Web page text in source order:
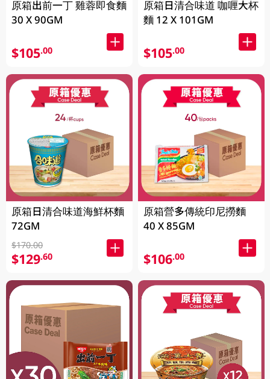
原箱出前一丁 雞蓉即食麵
30 X 90GM
$105.00
原箱日清合味道海鮮杯麵
72GM
$170.00
$129.60
原箱日清合味道 咖喱大杯
麵 12 X 101GM
$105.00
原箱營多傳統印尼撈麵
40 X 85GM
$106.00